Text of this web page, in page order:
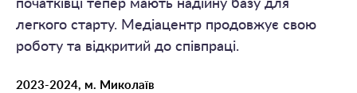
початківці тепер мають надійну базу для
легкого старту. Медіацентр продовжує свою
роботу та відкритий до співпраці.
2023-2024, м. Миколаїв